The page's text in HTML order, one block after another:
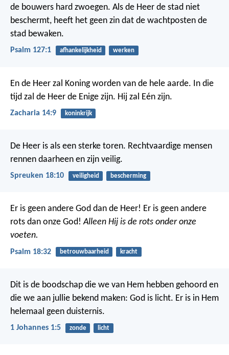
de bouwers hard zwoegen. Als de Heer de stad niet
beschermt, heeft het geen zin dat de wachtposten de
stad bewaken.
Psalm 127:1 afhankelijkheid werken
En de Heer zal Koning worden van de hele aarde. In die
tijd zal de Heer de Enige zijn. Hij zal Eén zijn.
Zacharia 14:9 koninkrijk
De Heer is als een sterke toren. Rechtvaardige mensen
rennen daarheen en zijn veilig.
Spreuken 18:10 veiligheid bescherming
Er is geen andere God dan de Heer! Er is geen andere
rots dan onze God! Alleen Hij is de rots onder onze
voeten.
Psalm 18:32 betrouwbaarheid kracht
Dit is de boodschap die we van Hem hebben gehoord en
die we aan jullie bekend maken: God is licht. Er is in Hem
helemaal geen duisternis.
1 Johannes 1:5 zonde licht